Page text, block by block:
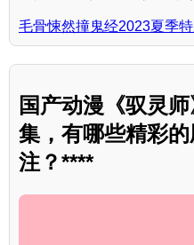
毛骨悚然撞鬼经2023夏季
国产动漫《驭灵
集，有哪些精彩
注？****